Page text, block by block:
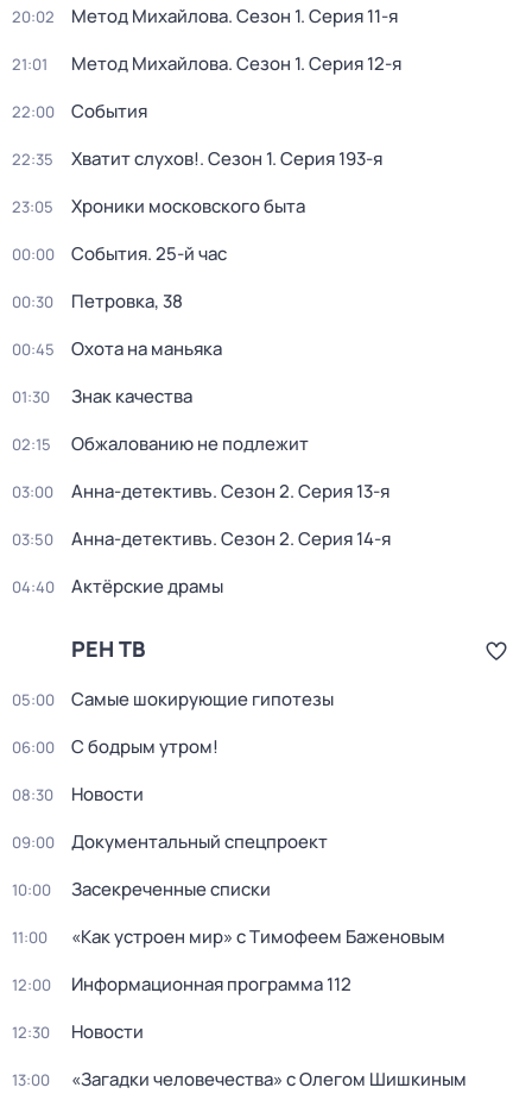
20:02 Метод Михайлова. Сезон 1. Серия 11-я
21:01 Метод Михайлова. Сезон 1. Серия 12-я
22:00 События
22:35 Хватит слухов!. Сезон 1. Серия 193-я
23:05 Хроники московского быта
00:00 События. 25-й час
00:30 Петровка, 38
00:45 Охота на маньяка
01:30 Знак качества
02:15 Обжалованию не подлежит
03:00 Анна-детективъ. Сезон 2. Серия 13-я
03:50 Анна-детективъ. Сезон 2. Серия 14-я
04:40 Актёрские драмы
РЕН ТВ
05:00 Самые шoкиpующие гипотезы
06:00 С бодрым утром!
08:30 Новости
09:00 Документальный спецпроект
10:00 Заcекрeченные списки
11:00 «Как устроен мир» с Тимофеем Баженовым
12:00 Информационная программа 112
12:30 Новости
13:00 «Загадки человечества» с Олегом Шишкиным